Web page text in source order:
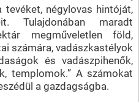
négylovas hintóját,
Tulajdonában maradt
megműveletlen föld,
számára, vadászkastélyok
és vadászpihenők,
templomok.” A számokat
a gazdagságba.